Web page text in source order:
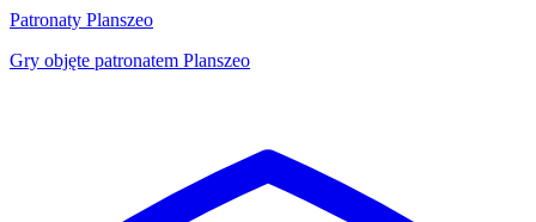
Patronaty Planszeo
Gry objęte patronatem Planszeo